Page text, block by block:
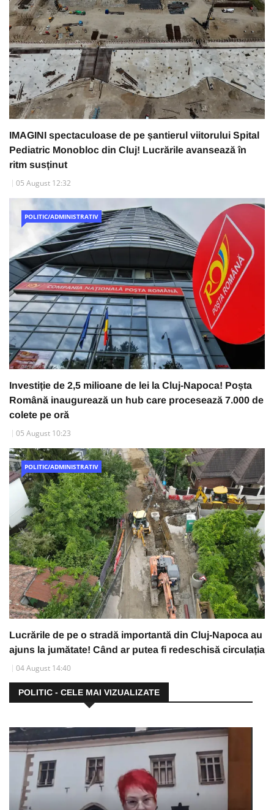
IMAGINI spectaculoase de pe șantierul viitorului Spital
Pediatric Monobloc din Cluj! Lucrările avansează în
ritm susținut
05 August 12:32
POLITIC/ADMINISTRATIV
Investiție de 2,5 milioane de lei la Cluj-Napoca! Poșta
Română inaugurează un hub care procesează 7.000 de
colete pe oră
05 August 10:23
POLITIC/ADMINISTRATIV
Lucrările de pe o stradă importantă din Cluj-Napoca au
ajuns la jumătate! Când ar putea fi redeschisă circulația
04 August 14:40
POLITIC - CELE MAI VIZUALIZATE